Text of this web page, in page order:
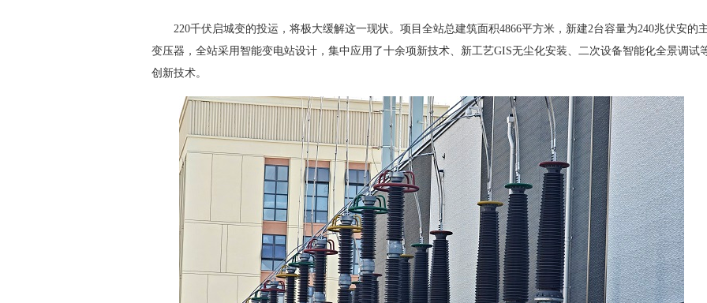
220千伏启城变的投运，将极大缓解这一现状。项目全站总建筑面积4866平方米，新建2台容量为240兆伏安的
变压器，全站采用智能变电站设计，集中应用了十余项新技术、新工艺GIS无尘化安装、二次设备智能化全景调试
创新技术。